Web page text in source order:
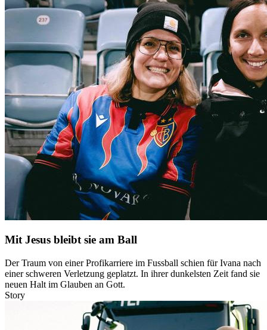
Mit Jesus bleibt sie am Ball
Der Traum von einer Profikarriere im Fussball schien für Ivana nach
einer schweren Verletzung geplatzt. In ihrer dunkelsten Zeit fand sie
neuen Halt im Glauben an Gott.
Story